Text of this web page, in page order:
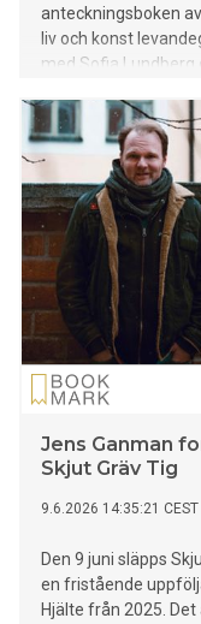
anteckningsboken
liv och konst
med Sofia Lundberg
episka berättelse
livsöden och en hel
Jens Ganman
Skjut Gräv Tig
9.6.2026 14:35:21 CEST
Den 9 juni släpps
en fristående
Hjälte från 2025.